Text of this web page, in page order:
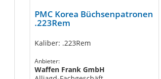
PMC Korea Büchsenpatronen
.223Rem
Kaliber: .223Rem
Anbieter:
Waffen Frank GmbH